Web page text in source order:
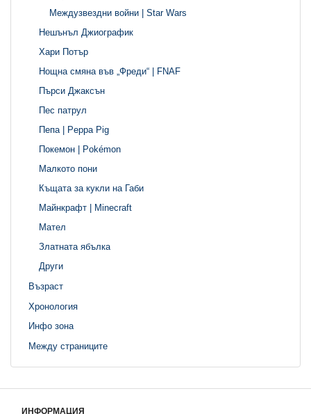
Междузвездни войни | Star Wars
Нешънъл Джиографик
Хари Потър
Нощна смяна във „Фреди“ | FNAF
Пърси Джаксън
Пес патрул
Пепа | Peppa Pig
Покемон | Pokémon
Малкото пони
Къщата за кукли на Габи
Майнкрафт | Minecraft
Мател
Златната ябълка
Други
Възраст
Хронология
Инфо зона
Между страниците
ИНФОРМАЦИЯ